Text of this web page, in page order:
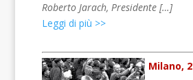
Roberto Jarach, Presidente […]
Leggi di più >>
Milano,